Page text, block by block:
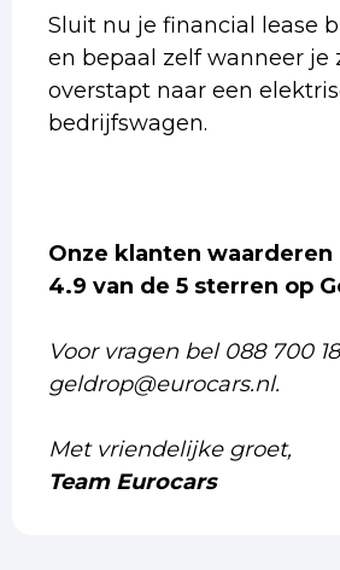
Sluit nu je financial lease
en bepaal zelf wanneer je
overstapt naar een
bedrijfswagen.
Onze klanten waarderen
4.9 van de 5 sterren op
Voor vragen bel 088 700
geldrop@eurocars.nl.
Met vriendelijke groet,
Team Eurocars